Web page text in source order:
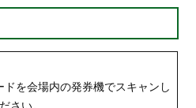
ドを会場内の発券機でスキャンし